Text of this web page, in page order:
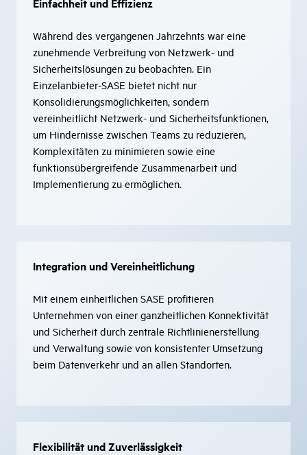
Während des vergangenen Jahrzehnts war eine
zunehmende Verbreitung von Netzwerk- und
Sicherheitslösungen zu beobachten. Ein
Einzelanbieter-SASE bietet nicht nur
Konsolidierungsmöglichkeiten, sondern
vereinheitlicht Netzwerk- und Sicherheitsfunktionen,
um Hindernisse zwischen Teams zu reduzieren,
Komplexitäten zu minimieren sowie eine
funktionsübergreifende Zusammenarbeit und
Implementierung zu ermöglichen.
Integration und Vereinheitlichung
Mit einem einheitlichen SASE profitieren
Unternehmen von einer ganzheitlichen Konnektivität
und Sicherheit durch zentrale Richtlinienerstellung
und Verwaltung sowie von konsistenter Umsetzung
beim Datenverkehr und an allen Standorten.
Flexibilität und Zuverlässigkeit